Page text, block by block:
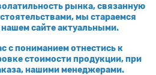
рынка, связанную
мы стараемся
сайте актуальными.
с пониманием отнестись к
стоимости продукции, при
нашими менеджерами.